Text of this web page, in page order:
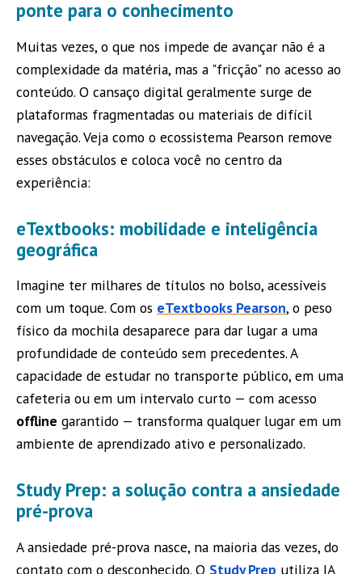
ponte para o conhecimento
Muitas vezes, o que nos impede de avançar não é a
complexidade da matéria, mas a "fricção" no acesso ao
conteúdo. O cansaço digital geralmente surge de
plataformas fragmentadas ou materiais de difícil
navegação. Veja como o ecossistema Pearson remove
esses obstáculos e coloca você no centro da
experiência:
eTextbooks: mobilidade e inteligência
geográfica
Imagine ter milhares de títulos no bolso, acessíveis
com um toque. Com os eTextbooks Pearson, o peso
físico da mochila desaparece para dar lugar a uma
profundidade de conteúdo sem precedentes. A
capacidade de estudar no transporte público, em uma
cafeteria ou em um intervalo curto — com acesso
offline garantido — transforma qualquer lugar em um
ambiente de aprendizado ativo e personalizado.
Study Prep: a solução contra a ansiedade
pré-prova
A ansiedade pré-prova nasce, na maioria das vezes, do
contato com o desconhecido. O Study Prep utiliza IA